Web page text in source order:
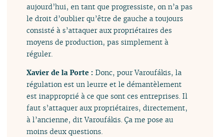
aujourd’hui, en tant que progressiste, on n’a pas
le droit d’oublier qu’être de gauche a toujours
consisté à s’attaquer aux propriétaires des
moyens de production, pas simplement à
réguler.
Xavier de la Porte :Donc, pour Varoufákis, la
régulation est un leurre et le démantèlement
est inapproprié à ce que sont ces entreprises. Il
faut s’attaquer aux propriétaires, directement,
à l’ancienne, dit Varoufákis. Ça me pose au
moins deux questions.